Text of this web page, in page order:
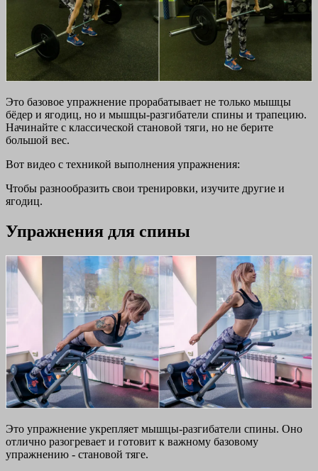
Это базовое упражнение прорабатывает не только мышцы
бёдер и ягодиц, но и мышцы-разгибатели спины и трапецию.
Начинайте с классической становой тяги, но не берите
большой вес.
Вот видео с техникой выполнения упражнения:
Чтобы разнообразить свои тренировки, изучите другие и
ягодиц.
Упражнения для спины
Это упражнение укрепляет мышцы-разгибатели спины. Оно
отлично разогревает и готовит к важному базовому
упражнению - становой тяге.